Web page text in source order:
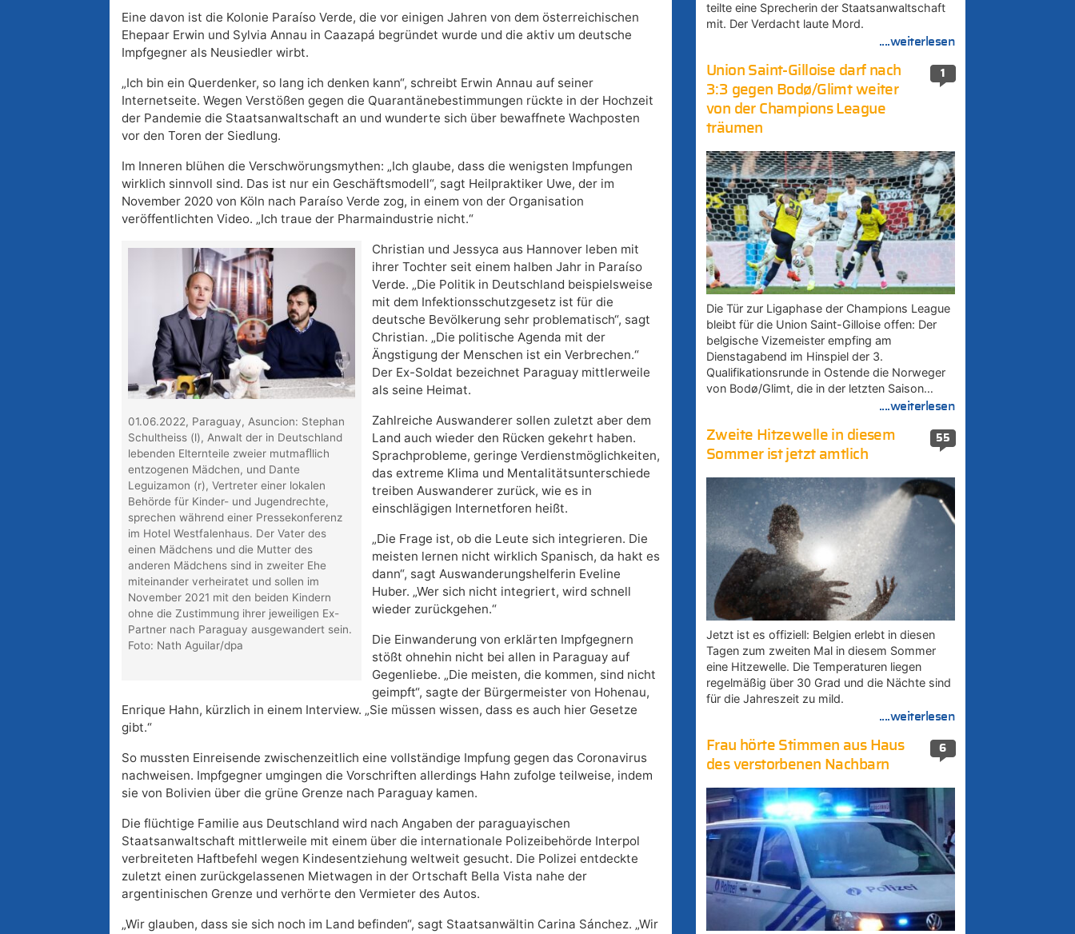
Eine davon ist die Kolonie Paraíso Verde, die vor einigen Jahren von dem österreichischen
Ehepaar Erwin und Sylvia Annau in Caazapá begründet wurde und die aktiv um deutsche
Impfgegner als Neusiedler wirbt.
„Ich bin ein Querdenker, so lang ich denken kann“, schreibt Erwin Annau auf seiner
Internetseite. Wegen Verstößen gegen die Quarantänebestimmungen rückte in der Hochzeit
der Pandemie die Staatsanwaltschaft an und wunderte sich über bewaffnete Wachposten
vor den Toren der Siedlung.
Im Inneren blühen die Verschwörungsmythen: „Ich glaube, dass die wenigsten Impfungen
wirklich sinnvoll sind. Das ist nur ein Geschäftsmodell“, sagt Heilpraktiker Uwe, der im
November 2020 von Köln nach Paraíso Verde zog, in einem von der Organisation
veröffentlichten Video. „Ich traue der Pharmaindustrie nicht.“
01.06.2022, Paraguay, Asuncion: Stephan
Schultheiss (l), Anwalt der in Deutschland
lebenden Elternteile zweier mutmaﬂlich
entzogenen Mädchen, und Dante
Leguizamon (r), Vertreter einer lokalen
Behörde für Kinder- und Jugendrechte,
sprechen während einer Pressekonferenz
im Hotel Westfalenhaus. Der Vater des
einen Mädchens und die Mutter des
anderen Mädchens sind in zweiter Ehe
miteinander verheiratet und sollen im
November 2021 mit den beiden Kindern
ohne die Zustimmung ihrer jeweiligen Ex-
Partner nach Paraguay ausgewandert sein.
Foto: Nath Aguilar/dpa
Christian und Jessyca aus Hannover leben mit
ihrer Tochter seit einem halben Jahr in Paraíso
Verde. „Die Politik in Deutschland beispielsweise
mit dem Infektionsschutzgesetz ist für die
deutsche Bevölkerung sehr problematisch“, sagt
Christian. „Die politische Agenda mit der
Ängstigung der Menschen ist ein Verbrechen.“
Der Ex-Soldat bezeichnet Paraguay mittlerweile
als seine Heimat.
Zahlreiche Auswanderer sollen zuletzt aber dem
Land auch wieder den Rücken gekehrt haben.
Sprachprobleme, geringe Verdienstmöglichkeiten,
das extreme Klima und Mentalitätsunterschiede
treiben Auswanderer zurück, wie es in
einschlägigen Internetforen heißt.
„Die Frage ist, ob die Leute sich integrieren. Die
meisten lernen nicht wirklich Spanisch, da hakt es
dann“, sagt Auswanderungshelferin Eveline
Huber. „Wer sich nicht integriert, wird schnell
wieder zurückgehen.“
Die Einwanderung von erklärten Impfgegnern
stößt ohnehin nicht bei allen in Paraguay auf
Gegenliebe. „Die meisten, die kommen, sind nicht
geimpft“, sagte der Bürgermeister von Hohenau,
Enrique Hahn, kürzlich in einem Interview. „Sie müssen wissen, dass es auch hier Gesetze
gibt.“
So mussten Einreisende zwischenzeitlich eine vollständige Impfung gegen das Coronavirus
nachweisen. Impfgegner umgingen die Vorschriften allerdings Hahn zufolge teilweise, indem
sie von Bolivien über die grüne Grenze nach Paraguay kamen.
Die flüchtige Familie aus Deutschland wird nach Angaben der paraguayischen
Staatsanwaltschaft mittlerweile mit einem über die internationale Polizeibehörde Interpol
verbreiteten Haftbefehl wegen Kindesentziehung weltweit gesucht. Die Polizei entdeckte
zuletzt einen zurückgelassenen Mietwagen in der Ortschaft Bella Vista nahe der
argentinischen Grenze und verhörte den Vermieter des Autos.
„Wir glauben, dass sie sich noch im Land befinden“, sagt Staatsanwältin Carina Sánchez. „Wir
teilte eine Sprecherin der Staatsanwaltschaft
mit. Der Verdacht laute Mord.
....weiterlesen
1
Union Saint-Gilloise darf nach
3:3 gegen Bodø/Glimt weiter
von der Champions League
träumen
Die Tür zur Ligaphase der Champions League
bleibt für die Union Saint-Gilloise offen: Der
belgische Vizemeister empfing am
Dienstagabend im Hinspiel der 3.
Qualifikationsrunde in Ostende die Norweger
von Bodø/Glimt, die in der letzten Saison…
....weiterlesen
55
Zweite Hitzewelle in diesem
Sommer ist jetzt amtlich
Jetzt ist es offiziell: Belgien erlebt in diesen
Tagen zum zweiten Mal in diesem Sommer
eine Hitzewelle. Die Temperaturen liegen
regelmäßig über 30 Grad und die Nächte sind
für die Jahreszeit zu mild.
....weiterlesen
6
Frau hörte Stimmen aus Haus
des verstorbenen Nachbarn